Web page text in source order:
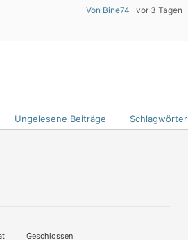
Von Bine74 vor 3 Tagen
Ungelesene Beiträge Schlagwörter
Geschlossen